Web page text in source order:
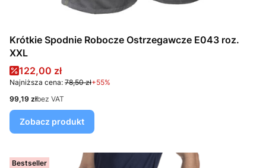
Krótkie Spodnie Robocze Ostrzegawcze E043 roz.
XXL
Cena promocyjna
122,00 zł
Najniższa cena: 78,50 zł+55%
Cena
99,19 złbez VAT
Zobacz produkt
Bestseller